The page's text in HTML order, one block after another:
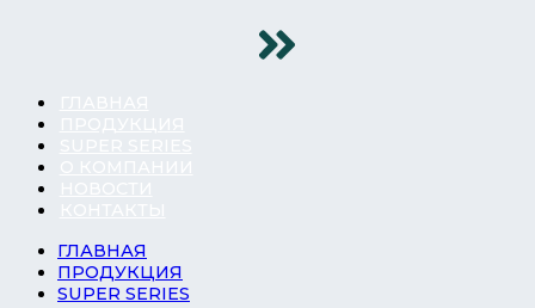
ГЛАВНАЯ
ПРОДУКЦИЯ
SUPER SERIES